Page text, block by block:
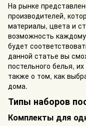
На рынке
производителей,
материалы, цвета и
возможность
будет
данной статье вы
постельного белья,
также о том, как
дома.
Типы наборов
Комплекты для